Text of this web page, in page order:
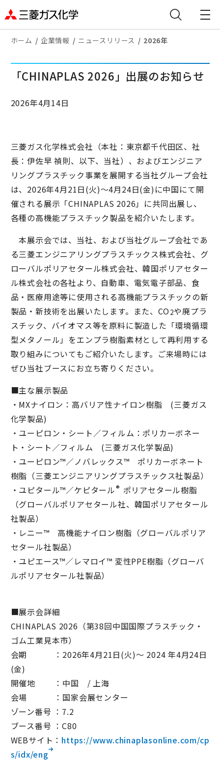
ホーム 企業情報 ニュースリリース 2026年
「CHINAPLAS 2026」出展のお知らせ
2026年4月14日
三菱ガス化学株式会社（本社：東京都千代田区、社
長：伊佐早 禎則、以下、当社）、およびエンジニア
リングプラスチック事業を展開する当社グループ会社
は、2026年4月21日(火)～4月24日(金)に中国にて開
催される展示「CHINAPLAS 2026」に共同出展し、
各種の高機能プラスチック製品を紹介いたします。
本展示会では、当社、および当社グループ会社であ
る三菱エンジニアリングプラスチックス株式会社、グ
ローバルポリアセタール株式会社、韓国ポリアセター
ル株式会社の各社より、自動車、電気電子部品、食
品・医療用途等に使用される高機能プラスチックの新
製品・新技術を出展いたします。また、CO 2や廃プラ
スチック、バイオマス等を原料に製造した「環境循環
型メタノール」をエンプラ樹脂素材として再利用する
取り組みについてもご紹介いたします。ご来場時には
ぜひ当社ブースにお立ち寄りください。
■主な展示製品
・MXナイロン：高バリア性ナイロン樹脂 (三菱ガス
化学製品)
・ユーピロン・シート／フィルム：ポリカーボネー
ト・シート／フィルム (三菱ガス化学製品)
・ユーピロン™／ノバレックス™ ポリカーボネート
樹脂（三菱エンジニアリングプラスチックス社製品）
・ユピタール™／ケピタール® ポリアセタール樹脂
（グローバルポリアセタール社、韓国ポリアセタール
社製品）
・レニー™ 高機能ナイロン樹脂（グローバルポリア
セタール社製品）
・ユピエース™／レマロイ™ 変性PPE樹脂（グローバ
ルポリアセタール社製品）
■展示会詳細
CHINAPLAS 2026（第38回中国国際プラスチック・
ゴム工業見本市）
会期 ：2026年4月21日(火)～ 2024 年4月24日
(金)
開催地 ：中国 / 上海
会場 ：国家会展センター
ゾーン番号 ：7.2
ブース番号 ：C80
WEBサイト： https://www.chinaplasonline.com/cp
s/idx/eng